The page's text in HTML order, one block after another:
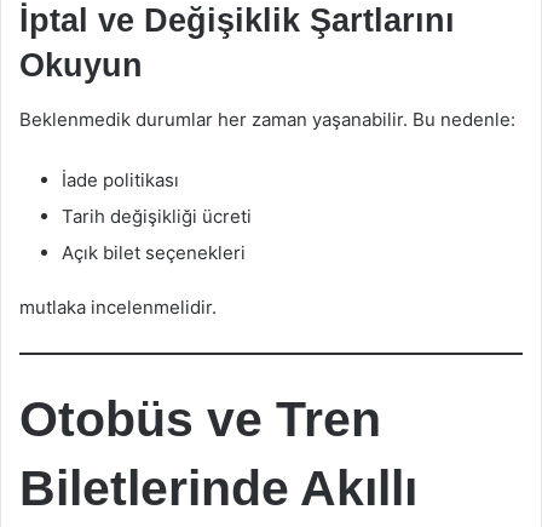
İptal ve Değişiklik Şartlarını
Okuyun
Beklenmedik durumlar her zaman yaşanabilir. Bu nedenle:
İade politikası
Tarih değişikliği ücreti
Açık bilet seçenekleri
mutlaka incelenmelidir.
Otobüs ve Tren
Biletlerinde Akıllı